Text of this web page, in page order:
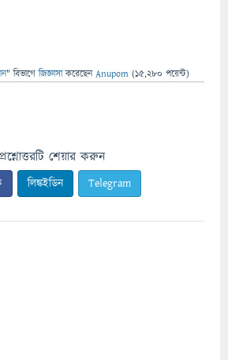
" বিভাগে জিজ্ঞাসাকরেছেনAnupom (15,280 পয়েন্ট)
প্রশ্নোত্তরটি শেয়ার করুন
লিঙ্কইডিন Telegram